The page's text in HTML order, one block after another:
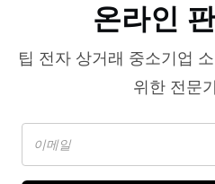
온라인
팁 전자 상거래 중소기업
위한 전문